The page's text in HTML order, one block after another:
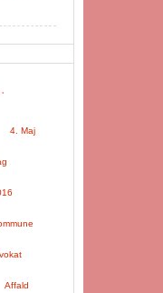
4. Maj
Affald